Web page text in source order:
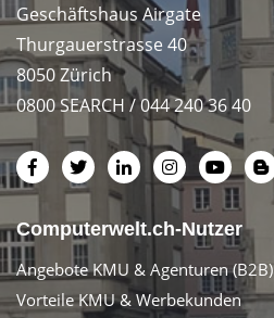
Geschäftshaus Airgate
Thurgauerstrasse 40
8050 Zürich
0800 SEARCH / 044 240 36 40
Computerwelt.ch-Nutzer
Angebote KMU & Agenturen (B2B)
Vorteile KMU & Werbekunden